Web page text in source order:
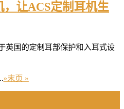
，让ACS定制耳机生
英国的定制耳部保护和入耳式设
»末页 »